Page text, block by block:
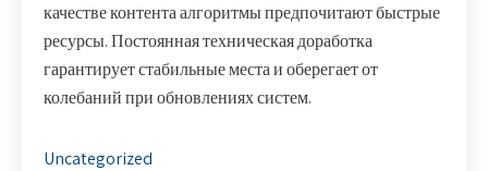
качестве контента алгоритмы предпочитают быстрые
ресурсы. Постоянная техническая доработка
гарантирует стабильные места и оберегает от
колебаний при обновлениях систем.
Uncategorized